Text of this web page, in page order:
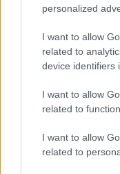
personalized
I want to allow
related to
device identifiers
I want to allow
related to
I want to allow
related to
Brentolie daalt naar
Sanne De Vries · 6 aug 2026
NEWS